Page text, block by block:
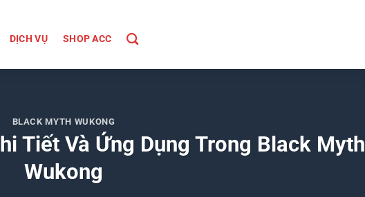
DỊCH VỤ SHOP ACC
BLACK MYTH WUKONG
Tiết Và Ứng Dụng Trong Black Myth
Wukong